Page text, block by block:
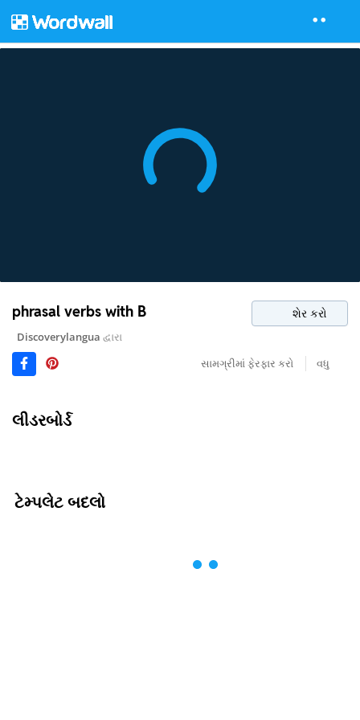
phrasal verbs with B શેર કરો
Discoverylangua દ્વારા
સામગ્રીમાં ફેરફાર કરો
વધુ
લીડરબોર્ડ
ટેમ્પલેટ બદલો